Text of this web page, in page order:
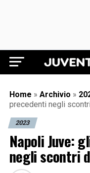
Home » Archivio »
precedenti negli
2023
Napoli Juve:
negli scontri